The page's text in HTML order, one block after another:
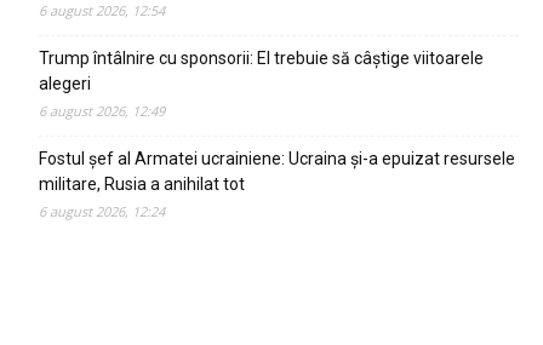
6 august 2026, 12:54
Trump întâlnire cu sponsorii: El trebuie să câștige viitoarele
alegeri
6 august 2026, 12:49
Fostul șef al Armatei ucrainiene: Ucraina și-a epuizat resursele
militare, Rusia a anihilat tot
6 august 2026, 12:24